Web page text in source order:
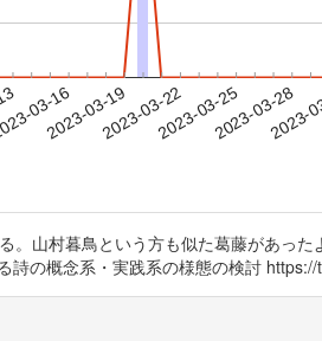
03-16
2023-03-192023-03-222023-03-252023-03-28
2023-
山村暮鳥という方も似た葛藤があった
詩の概念系・実践系の様態の検討